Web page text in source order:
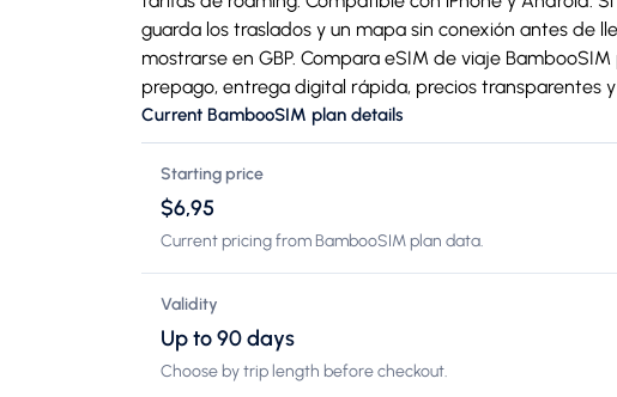
guarda los traslados y un mapa sin conexión antes de
mostrarse en GBP. Compara eSIM de viaje
prepago, entrega digital rápida, precios transparentes y
Current BambooSIM plan details
Starting price
$6,95
Current pricing from BambooSIM plan data.
Validity
Up to 90 days
Choose by trip length before checkout.